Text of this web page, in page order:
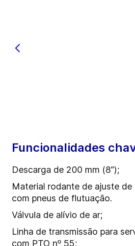
Funcionalidades
Descarga de 200 mm (8”);
Material rodante de ajuste
com pneus de flutuação.
Válvula de alívio de ar;
Linha de transmissão para
com PTO nº 55;